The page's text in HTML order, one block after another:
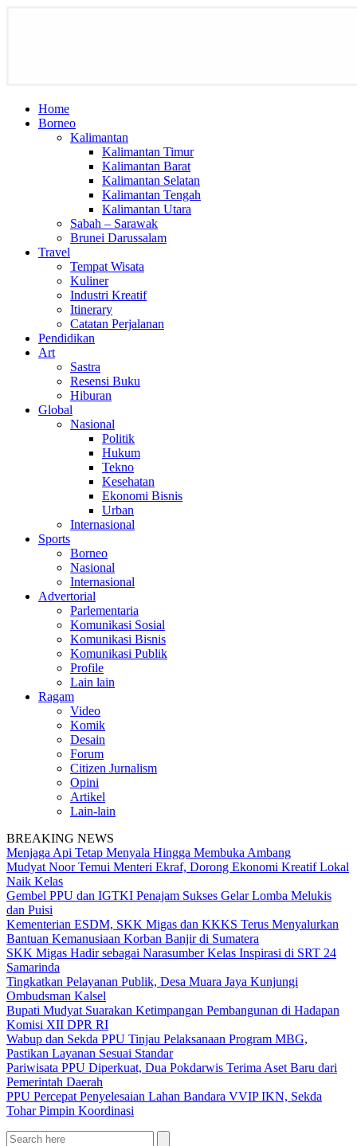
Home
Borneo
Kalimantan
Kalimantan Timur
Kalimantan Barat
Kalimantan Selatan
Kalimantan Tengah
Kalimantan Utara
Sabah – Sarawak
Brunei Darussalam
Travel
Tempat Wisata
Kuliner
Industri Kreatif
Itinerary
Catatan Perjalanan
Pendidikan
Art
Sastra
Resensi Buku
Hiburan
Global
Nasional
Politik
Hukum
Tekno
Kesehatan
Ekonomi Bisnis
Urban
Internasional
Sports
Borneo
Nasional
Internasional
Advertorial
Parlementaria
Komunikasi Sosial
Komunikasi Bisnis
Komunikasi Publik
Profile
Lain lain
Ragam
Video
Komik
Desain
Forum
Citizen Jurnalism
Opini
Artikel
Lain-lain
BREAKING NEWS
Menjaga Api Tetap Menyala Hingga Membuka Ambang
Mudyat Noor Temui Menteri Ekraf, Dorong Ekonomi Kreatif Lokal
Naik Kelas
Gembel PPU dan IGTKI Penajam Sukses Gelar Lomba Melukis
dan Puisi
Kementerian ESDM, SKK Migas dan KKKS Terus Menyalurkan
Bantuan Kemanusiaan Korban Banjir di Sumatera
SKK Migas Hadir sebagai Narasumber Kelas Inspirasi di SRT 24
Samarinda
Tingkatkan Pelayanan Publik, Desa Muara Jaya Kunjungi
Ombudsman Kalsel
Bupati Mudyat Suarakan Ketimpangan Pembangunan di Hadapan
Komisi XII DPR RI
Wabup dan Sekda PPU Tinjau Pelaksanaan Program MBG,
Pastikan Layanan Sesuai Standar
Pariwisata PPU Diperkuat, Dua Pokdarwis Terima Aset Baru dari
Pemerintah Daerah
PPU Percepat Penyelesaian Lahan Bandara VVIP IKN, Sekda
Tohar Pimpin Koordinasi